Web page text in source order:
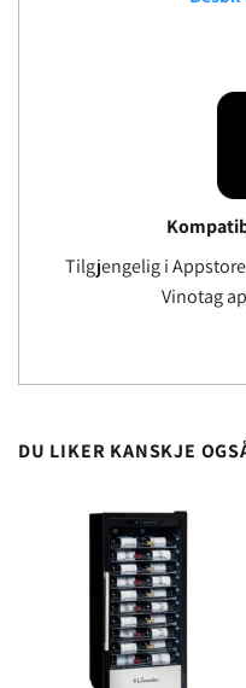
Tilgjengelig i
Vinotag
DU LIKER KANSKJE